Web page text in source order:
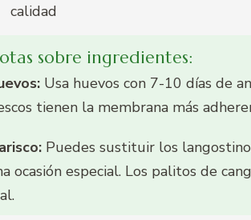
calidad
sobre ingredientes:
Usa huevos con 7-10 días de
tienen la membrana más
Puedes sustituir los
ocasión especial. Los palitos de